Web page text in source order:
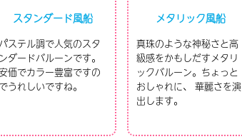
スタンダード風船
パステル調で人気のスタ
ンダードバルーンです。
価でカラー豊富ですの
でうれしいですね。
メタリック風船
真珠のような神秘さと高
級感をかもしだすメタリ
ックバルーン。ちょっと
おしゃれに、 華麗さを演
出します。